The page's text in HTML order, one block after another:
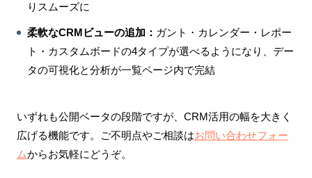
りスムーズに
柔軟なCRMビューの追加： ガント・カレンダー・レポー
ト・カスタムボードの4タイプが選べるようになり、デー
タの可視化と分析が一覧ページ内で完結
いずれも公開ベータの段階ですが、CRM活用の幅を大きく
広げる機能です。ご不明点やご相談はお問い合わせフォー
ムからお気軽にどうぞ。